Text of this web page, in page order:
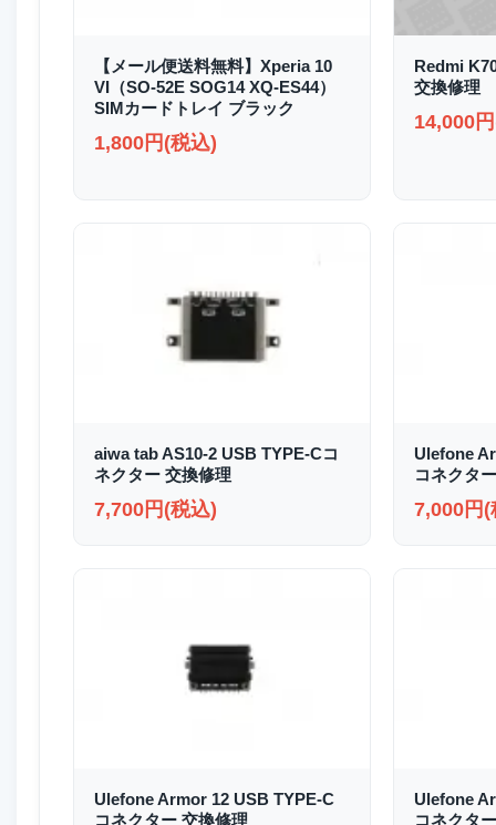
【メール便送料無料】Xperia 10
VI（SO-52E SOG14 XQ-ES44）
SIMカードトレイ ブラック
1,800円(税込)
Redmi
交換修理
14,000
aiwa tab AS10-2 USB TYPE-Cコ
ネクター 交換修理
7,700円(税込)
Ulefone
コネクタ
7,000円(
Ulefone Armor 12 USB TYPE-C
コネクター 交換修理
Ulefone
コネクタ